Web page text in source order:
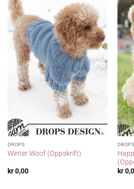
DROPS
Winter Woof (Oppskrift)
kr0,00
DROPS
kr